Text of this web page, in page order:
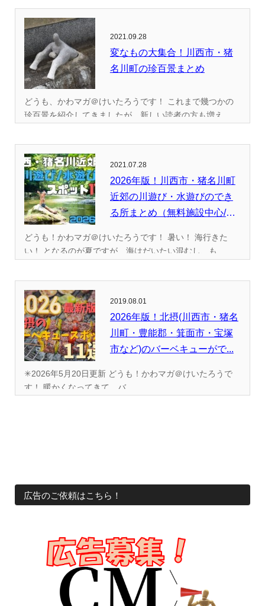
2021.09.28
変なもの大集合！川西市・猪
名川町の珍百景まとめ
どうも、かわマガ＠けいたろうです！ これまで幾つかの
珍百景を紹介してきましたが、新しい読者の方も増え...
2021.07.28
2026年版！川西市・猪名川町
近郊の川遊び・水遊びのでき
る所まとめ（無料施設中心/
どうも！かわマガ＠けいたろうです！ 暑い！ 海行きた
い！ となるのが夏ですが、海はだいたい混むし、も...
2019.08.01
2026年版！北摂(川西市・猪名
川町・豊能郡・箕面市・宝塚
市など)のバーベキューがで...
✳︎2026年5月20日更新 どうも！かわマガ＠けいたろうで
す！ 暖かくなってきて、バ...
広告のご依頼はこちら！